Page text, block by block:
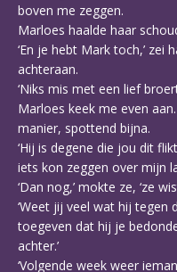
boven me zeggen.
Marloes haalde haar
‘En je hebt Mark toch,’ zei
achteraan.
‘Niks mis met een lief
Marloes keek me even
manier, spottend bijna.
‘Hij is degene die jou dit
iets kon zeggen over mijn
‘Dan nog,’ mokte ze, ‘ze
‘Weet jij veel wat hij tegen
toegeven dat hij je
achter.’
‘Volgende week weer